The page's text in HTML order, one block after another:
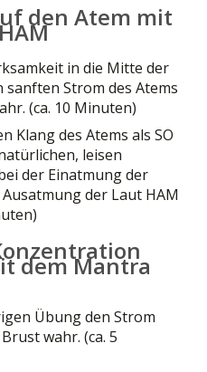
den Atem mit
in die Mitte der
Strom des Atems
(ca. 10 Minuten)
Klang des Atems als SO
leisen
der Einatmung der
der Laut HAM
dem Mantra
Übung den Strom
wahr. (ca. 5